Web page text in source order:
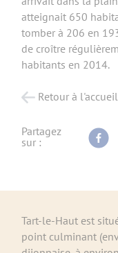
atteignait 650
tomber à 206 en
de croître
habitants en 2014.
Retour à l'accueil
Partagez
sur :
Tart-le-Haut est
point culminant